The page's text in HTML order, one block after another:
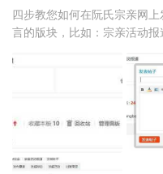
四步教您如何在阮氏宗亲网
言的版块，比如：宗亲活动报